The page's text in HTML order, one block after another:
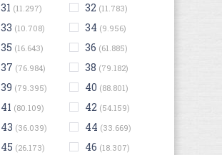
31 (11.297) 32 (11.783)
33 (10.708) 34 (9.956)
35 (16.643) 36 (61.885)
37 (76.984) 38 (79.182)
39 (79.395) 40 (88.801)
41 (80.109) 42 (54.159)
43 (36.039) 44 (33.669)
45 (26.173) 46 (18.307)